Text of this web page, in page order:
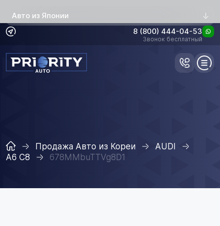
Авто из Японии
8 (800) 444-04-53
Звонок бесплатный
Продажа Авто из Кореи
AUDI
A6 C8
678MMbuTTVg8D1